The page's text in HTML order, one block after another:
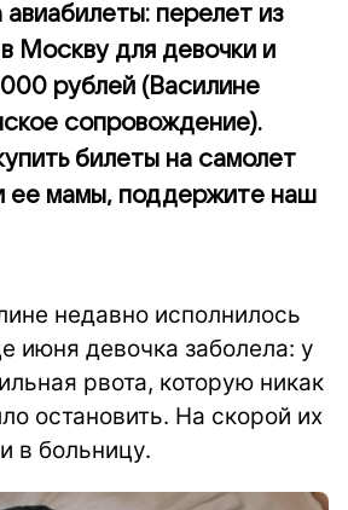
авиабилеты: перелет из
Москву для девочки и
рублей (Василине
сопровождение).
билеты на самолет
ее мамы, поддержите наш
недавно исполнилось
июня девочка заболела: у
рвота, которую никак
остановить. На скорой их
в больницу.